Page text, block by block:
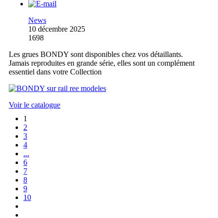
News
10 décembre 2025
1698
Les grues BONDY sont disponibles chez vos détaillants.
Jamais reproduites en grande série, elles sont un complément
essentiel dans votre Collection
Voir le catalogue
1
2
3
4
...
6
7
8
9
10